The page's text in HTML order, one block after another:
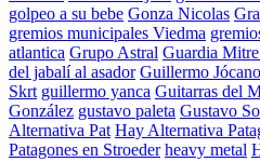
golpeo a su bebe Gonza Nicolas
gremios municipales Viedma
atlantica Grupo Astral Guardia
del jabalí al asador Guillermo Jócano
Skrt guillermo yanca Guitarras del
González gustavo paleta Gustavo
Alternativa Pat Hay Alternativa
Patagones en Stroeder heavy metal